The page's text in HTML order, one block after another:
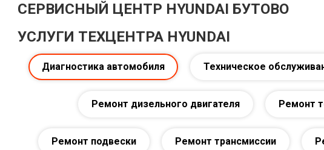
СЕРВИСНЫЙ ЦЕНТР HYUNDAI БУТОВО
УСЛУГИ ТЕХЦЕНТРА HYUNDAI
Диагностика автомобиля Техническое
Ремонт дизельного двигателя Ремонт
Ремонт подвески Ремонт трансмиссии